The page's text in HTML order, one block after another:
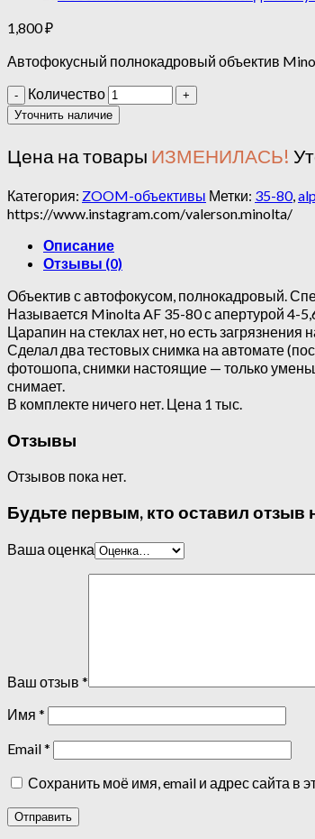
1,800₽
Автофокусный полнокадровый объектив
Количество
Уточнить наличие
Цена на товары ИЗМЕНИЛАСЬ!
Категория: ZOOM-объективы Метки: 35-80,
https://www.instagram.com/valerson.minolta/
Описание
Отзывы (0)
Объектив с автофокусом, полнокадровый.
Называется Minolta AF 35-80 с апертурой 4-
Царапин на стеклах нет, но есть загрязнения
Сделал два тестовых снимка на автомате
фотошопа, снимки настоящие — только
снимает.
В комплекте ничего нет. Цена 1 тыс.
Отзывы
Отзывов пока нет.
Будьте первым, кто оставил отзыв
Ваша оценка
Ваш отзыв *
Имя *
Email*
Сохранить моё имя, email и адрес сайта в